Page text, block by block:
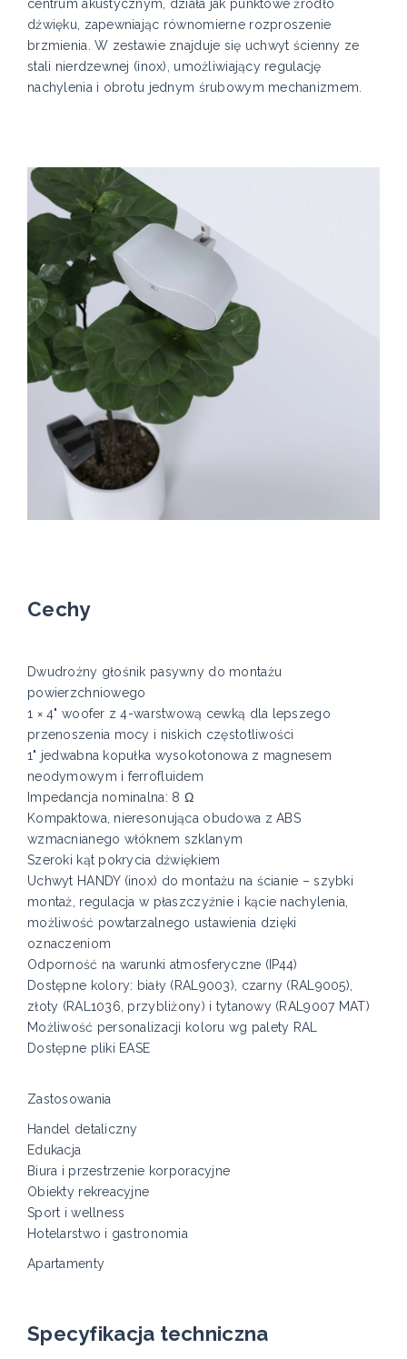
centrum akustycznym, działa jak punktowe źródło
dźwięku, zapewniając równomierne rozproszenie
brzmienia. W zestawie znajduje się uchwyt ścienny ze
stali nierdzewnej (inox), umożliwiający regulację
nachylenia i obrotu jednym śrubowym mechanizmem.
Cechy
Dwudrożny głośnik pasywny do montażu
powierzchniowego
1 × 4" woofer z 4-warstwową cewką dla lepszego
przenoszenia mocy i niskich częstotliwości
1" jedwabna kopułka wysokotonowa z magnesem
neodymowym i ferrofluidem
Impedancja nominalna: 8 Ω
Kompaktowa, nieresonująca obudowa z ABS
wzmacnianego włóknem szklanym
Szeroki kąt pokrycia dźwiękiem
Uchwyt HANDY (inox) do montażu na ścianie – szybki
montaż, regulacja w płaszczyźnie i kącie nachylenia,
możliwość powtarzalnego ustawienia dzięki
oznaczeniom
Odporność na warunki atmosferyczne (IP44)
Dostępne kolory: biały (RAL9003), czarny (RAL9005),
złoty (RAL1036, przybliżony) i tytanowy (RAL9007 MAT)
Możliwość personalizacji koloru wg palety RAL
Dostępne pliki EASE
Zastosowania
Handel detaliczny
Edukacja
Biura i przestrzenie korporacyjne
Obiekty rekreacyjne
Sport i wellness
Hotelarstwo i gastronomia
Apartamenty
Specyfikacja techniczna